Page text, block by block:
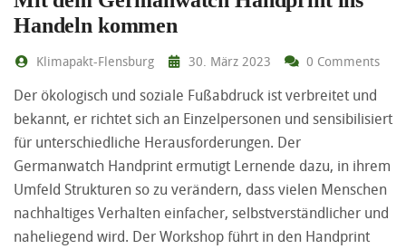
Handeln kommen
Klimapakt-Flensburg 30. März 2023 0 Comments
Der ökologisch und soziale Fußabdruck ist verbreitet und
bekannt, er richtet sich an Einzelpersonen und sensibilisiert
für unterschiedliche Herausforderungen. Der
Germanwatch Handprint ermutigt Lernende dazu, in ihrem
Umfeld Strukturen so zu verändern, dass vielen Menschen
nachhaltiges Verhalten einfacher, selbstverständlicher und
naheliegend wird. Der Workshop führt in den Handprint